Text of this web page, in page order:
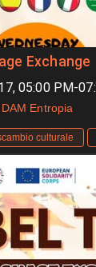
Exchange
05:00 PM-
Entropia
culturale